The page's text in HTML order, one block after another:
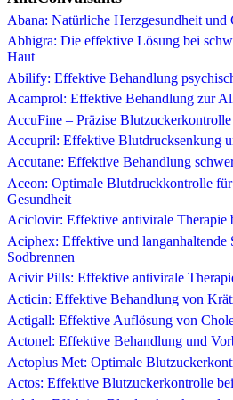
Abana: Natürliche Herzgesundheit und
Abhigra: Die effektive Lösung bei
Haut
Abilify: Effektive Behandlung
Acamprol: Effektive Behandlung zur
AccuFine – Präzise
Accupril: Effektive Blutdrucksenkung
Accutane: Effektive Behandlung
Aceon: Optimale Blutdruckkontrolle
Gesundheit
Aciclovir: Effektive antivirale Therapie
Aciphex: Effektive und langanhaltende
Sodbrennen
Acivir Pills: Effektive antivirale
Acticin: Effektive Behandlung von
Actigall: Effektive Auflösung von
Actonel: Effektive Behandlung und
Actoplus Met: Optimale
Actos: Effektive Blutzuckerkontrolle